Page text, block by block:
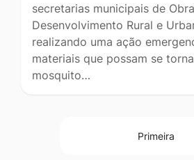
secretarias municipais de
Desenvolvimento Rural e
realizando uma ação
materiais que possam se
mosquito…
Primeira